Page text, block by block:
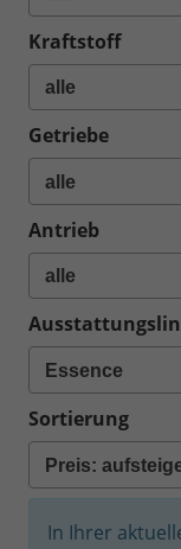
Kraftstoff
Getriebe
Antrieb
Sortierung
In Ihrer